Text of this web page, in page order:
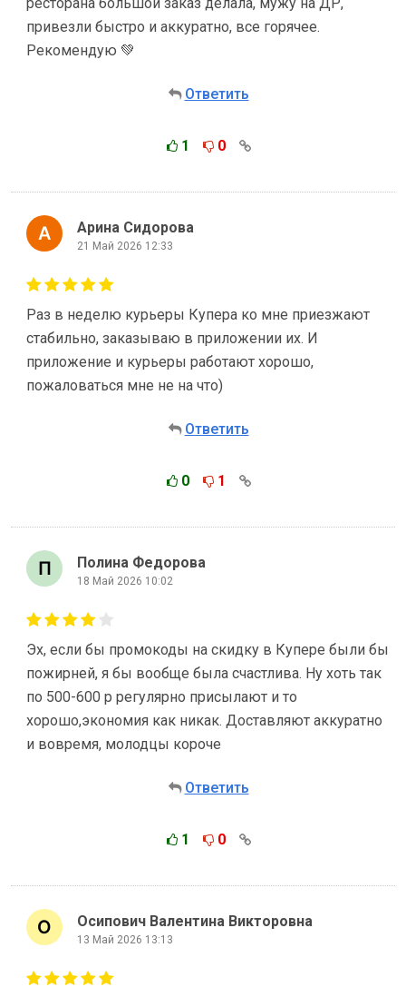
привезли быстро и аккуратно, все горячее.
Рекомендую 💚
Ответить
1 0
Арина Сидорова
21 Май 2026 12:33
Раз в неделю курьеры Купера ко мне приезжают
стабильно, заказываю в приложении их. И
приложение и курьеры работают хорошо,
пожаловаться мне не на что)
Ответить
0 1
Полина Федорова
18 Май 2026 10:02
Эх, если бы промокоды на скидку в Купере были бы
пожирней, я бы вообще была счастлива. Ну хоть так
по 500-600 р регулярно присылают и то
хорошо,экономия как никак. Доставляют аккуратно
и вовремя, молодцы короче
Ответить
1 0
Осипович Валентина Викторовна
13 Май 2026 13:13